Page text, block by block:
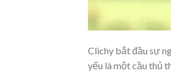
Clichy bắt đầu sự
yếu là một cầu thủ